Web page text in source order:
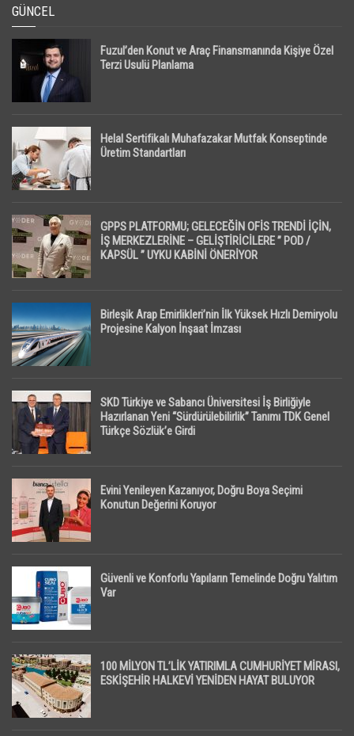
GÜNCEL
Fuzul’den Konut ve Araç Finansmanında Kişiye Özel
Terzi Usulü Planlama
Helal Sertifikalı Muhafazakar Mutfak Konseptinde
Üretim Standartları
GPPS PLATFORMU; GELECEĞİN OFİS TRENDİ İÇİN,
İŞ MERKEZLERİNE – GELİŞTİRİCİLERE ” POD /
KAPSÜL ” UYKU KABİNİ ÖNERİYOR
Birleşik Arap Emirlikleri’nin İlk Yüksek Hızlı Demiryolu
Projesine Kalyon İnşaat İmzası
SKD Türkiye ve Sabancı Üniversitesi İş Birliğiyle
Hazırlanan Yeni “Sürdürülebilirlik” Tanımı TDK Genel
Türkçe Sözlük’e Girdi
Evini Yenileyen Kazanıyor, Doğru Boya Seçimi
Konutun Değerini Koruyor
Güvenli ve Konforlu Yapıların Temelinde Doğru Yalıtım
Var
100 MİLYON TL’LİK YATIRIMLA CUMHURİYET MİRASI,
ESKİŞEHİR HALKEVİ YENİDEN HAYAT BULUYOR